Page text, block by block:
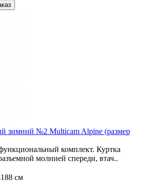
зимний №2 Multicam Alpine (размер
комплект. Куртка
молнией спереди, втач..
см